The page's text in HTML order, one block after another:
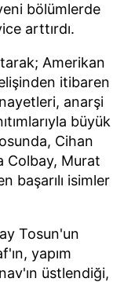
bölümlerde
arttırdı.
Amerikan
itibaren
anarşi
büyük
Cihan
Colbay, Murat
başarılı isimler
Tosun'un
yapım
üstlendiği,